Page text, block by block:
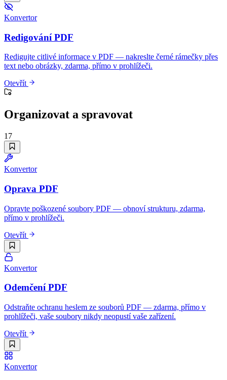
Konvertor
Redigování PDF
Redigujte citlivé informace v PDF — nakreslte černé rámečky přes
text nebo obrázky, zdarma, přímo v prohlížeči.
Otevřít
Organizovat a spravovat
17
Konvertor
Oprava PDF
Opravte poškozené soubory PDF — obnoví strukturu, zdarma,
přímo v prohlížeči.
Otevřít
Konvertor
Odemčení PDF
Odstraňte ochranu heslem ze souborů PDF — zdarma, přímo v
prohlížeči, vaše soubory nikdy neopustí vaše zařízení.
Otevřít
Konvertor